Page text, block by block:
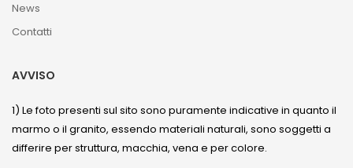
News
Contatti
AVVISO
1) Le foto presenti sul sito sono puramente indicative in quanto il
marmo o il granito, essendo materiali naturali, sono soggetti a
differire per struttura, macchia, vena e per colore.